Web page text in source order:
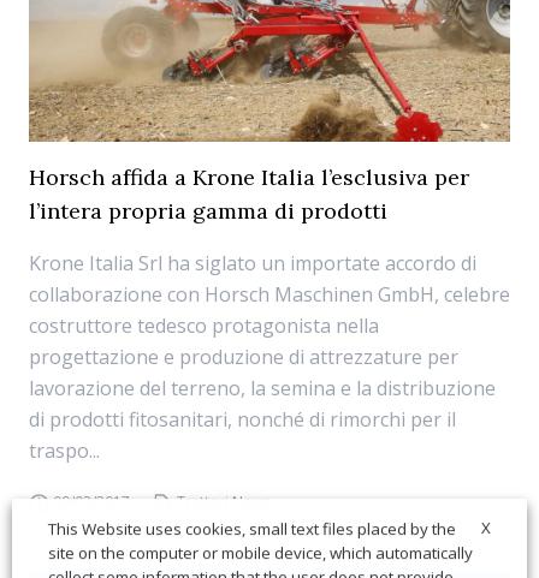
Horsch affida a Krone Italia l’esclusiva per
l’intera propria gamma di prodotti
Krone Italia Srl ha siglato un importate accordo di
collaborazione con Horsch Maschinen GmbH, celebre
costruttore tedesco protagonista nella
progettazione e produzione di attrezzature per
lavorazione del terreno, la semina e la distribuzione
di prodotti fitosanitari, nonché di rimorchi per il
traspo...
09/03/2017 Trattori News
X
This Website uses cookies, small text files placed by the
site on the computer or mobile device, which automatically